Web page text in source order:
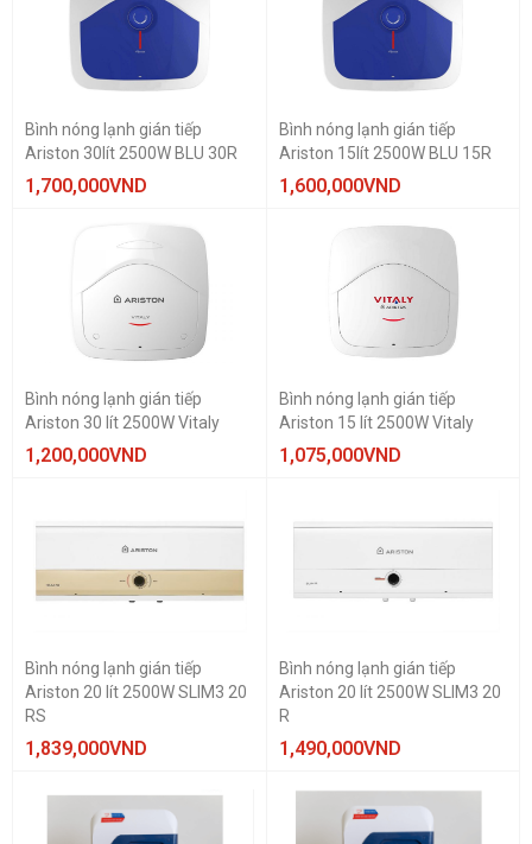
Bình nóng lạnh gián tiếp
Ariston 30lít 2500W BLU 30R
1,700,000VND
Bình nóng lạnh gián tiếp
Ariston 15lít 2500W BLU 15R
1,600,000VND
Bình nóng lạnh gián tiếp
Ariston 30 lít 2500W Vitaly
1,200,000VND
Bình nóng lạnh gián tiếp
Ariston 15 lít 2500W Vitaly
1,075,000VND
Bình nóng lạnh gián tiếp
Ariston 20 lít 2500W SLIM3 20
RS
1,839,000VND
Bình nóng lạnh gián tiếp
Ariston 20 lít 2500W SLIM3 20
R
1,490,000VND